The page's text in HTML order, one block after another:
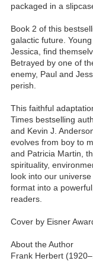
packaged in a
Book 2 of this
galactic future.
Jessica, find
Betrayed by one of
enemy, Paul and
perish.
This faithful
Times bestselling
and Kevin J.
evolves from boy to
and Patricia Martin,
spirituality,
look into our
format into a
readers.
Cover by Eisner
About the Author
Frank Herbert